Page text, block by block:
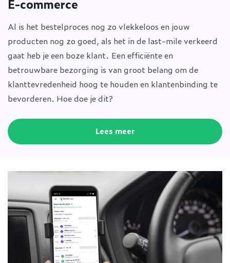
E-commerce
Al is het bestelproces nog zo vlekkeloos en jouw
producten nog zo goed, als het in de last-mile verkeerd
gaat heb je een boze klant. Een efficiënte en
betrouwbare bezorging is van groot belang om de
klanttevredenheid hoog te houden en klantenbinding te
bevorderen. Hoe doe je dit?
Lees meer